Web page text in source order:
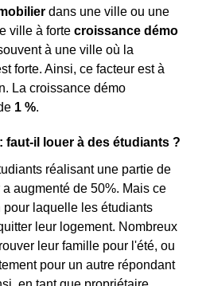
dans une ville ou une
ville à forte croissance démo
à une ville où la
forte. Ainsi, ce facteur est à
La croissance démo
1 %.
faut-il louer à des étudiants ?
réalisant une partie de
augmenté de 50%. Mais ce
laquelle les étudiants
leur logement. Nombreux
leur famille pour l'été, ou
pour un autre répondant